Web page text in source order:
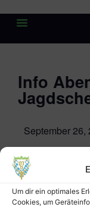
Um dir ein optimales
Cookies, um
Info
September 26,
Kötzting